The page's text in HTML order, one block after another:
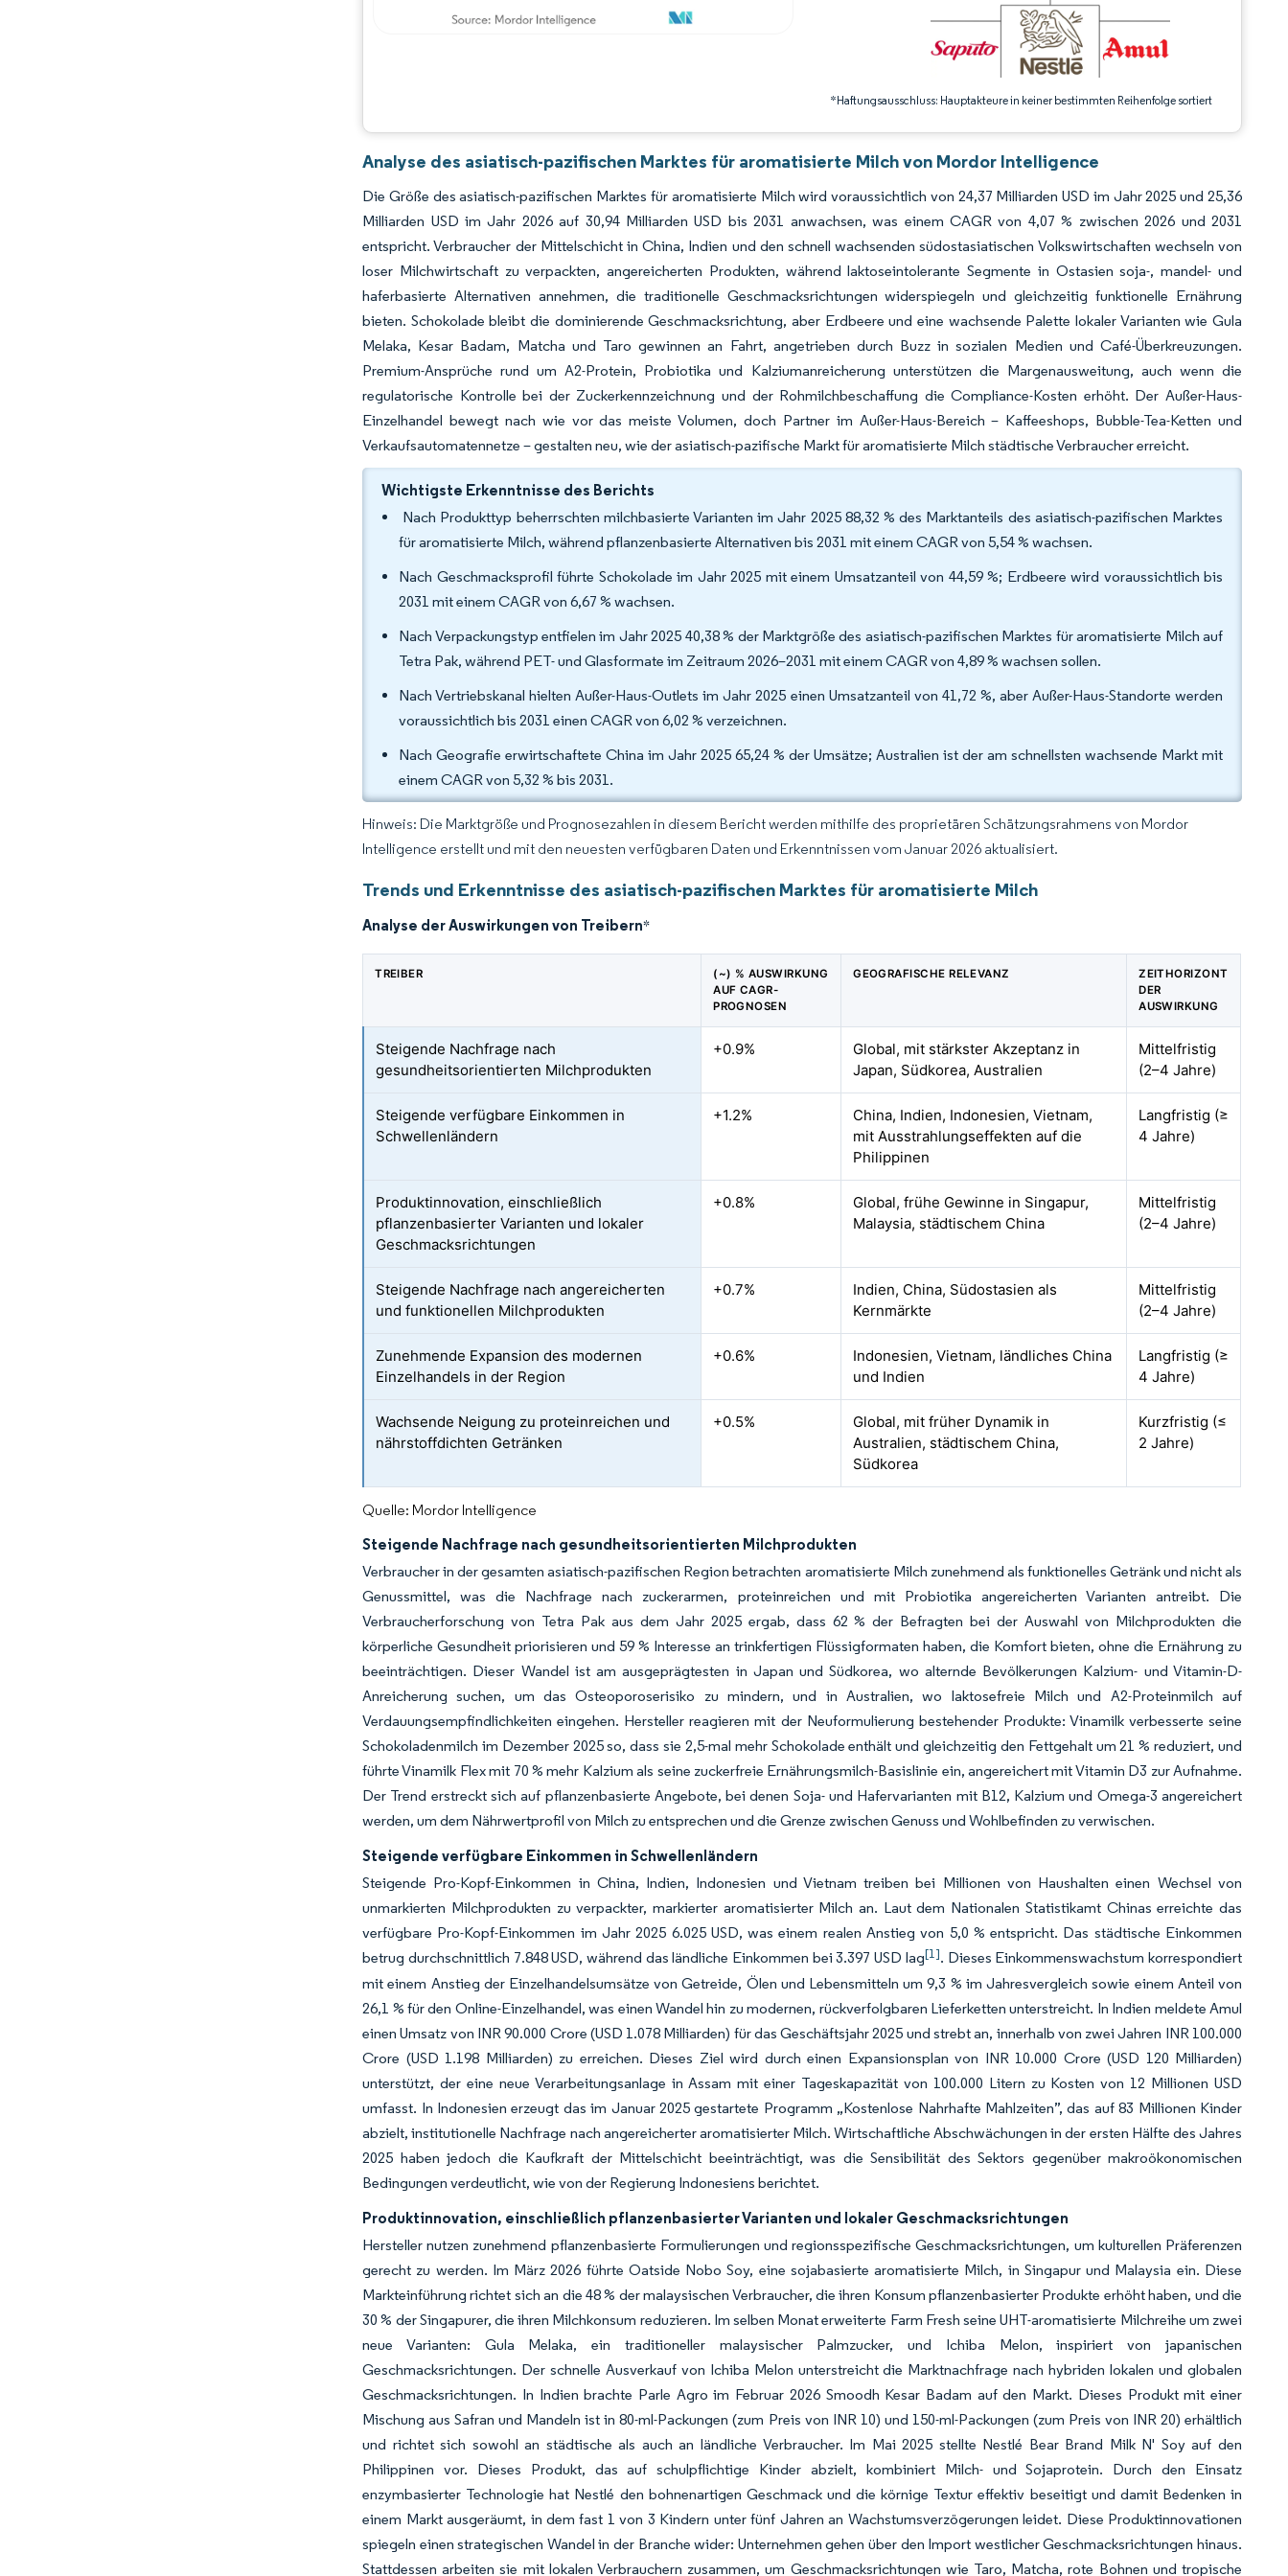
*Haftungsausschluss: Hauptakteure in keiner bestimmten Reihenfolge sortiert
Analyse des asiatisch-pazifischen Marktes für aromatisierte Milch von Mordor Intelligence
Die Größe des asiatisch-pazifischen Marktes für aromatisierte Milch wird voraussichtlich von 24,37 Milliarden USD im Jahr 2025 und 25,36
Milliarden USD im Jahr 2026 auf 30,94 Milliarden USD bis 2031 anwachsen, was einem CAGR von 4,07 % zwischen 2026 und 2031
entspricht. Verbraucher der Mittelschicht in China, Indien und den schnell wachsenden südostasiatischen Volkswirtschaften wechseln von
loser Milchwirtschaft zu verpackten, angereicherten Produkten, während laktoseintolerante Segmente in Ostasien soja-, mandel- und
haferbasierte Alternativen annehmen, die traditionelle Geschmacksrichtungen widerspiegeln und gleichzeitig funktionelle Ernährung
bieten. Schokolade bleibt die dominierende Geschmacksrichtung, aber Erdbeere und eine wachsende Palette lokaler Varianten wie Gula
Melaka, Kesar Badam, Matcha und Taro gewinnen an Fahrt, angetrieben durch Buzz in sozialen Medien und Café-Überkreuzungen.
Premium-Ansprüche rund um A2-Protein, Probiotika und Kalziumanreicherung unterstützen die Margenausweitung, auch wenn die
regulatorische Kontrolle bei der Zuckerkennzeichnung und der Rohmilchbeschaffung die Compliance-Kosten erhöht. Der Außer-Haus-
Einzelhandel bewegt nach wie vor das meiste Volumen, doch Partner im Außer-Haus-Bereich – Kaffeeshops, Bubble-Tea-Ketten und
Verkaufsautomatennetze – gestalten neu, wie der asiatisch-pazifische Markt für aromatisierte Milch städtische Verbraucher erreicht.
Wichtigste Erkenntnisse des Berichts
Nach Produkttyp beherrschten milchbasierte Varianten im Jahr 2025 88,32 % des Marktanteils des asiatisch-pazifischen Marktes
für aromatisierte Milch, während pflanzenbasierte Alternativen bis 2031 mit einem CAGR von 5,54 % wachsen.
Nach Geschmacksprofil führte Schokolade im Jahr 2025 mit einem Umsatzanteil von 44,59 %; Erdbeere wird voraussichtlich bis
2031 mit einem CAGR von 6,67 % wachsen.
Nach Verpackungstyp entfielen im Jahr 2025 40,38 % der Marktgröße des asiatisch-pazifischen Marktes für aromatisierte Milch auf
Tetra Pak, während PET- und Glasformate im Zeitraum 2026–2031 mit einem CAGR von 4,89 % wachsen sollen.
Nach Vertriebskanal hielten Außer-Haus-Outlets im Jahr 2025 einen Umsatzanteil von 41,72 %, aber Außer-Haus-Standorte werden
voraussichtlich bis 2031 einen CAGR von 6,02 % verzeichnen.
Nach Geografie erwirtschaftete China im Jahr 2025 65,24 % der Umsätze; Australien ist der am schnellsten wachsende Markt mit
einem CAGR von 5,32 % bis 2031.
Hinweis: Die Marktgröße und Prognosezahlen in diesem Bericht werden mithilfe des proprietären Schätzungsrahmens von Mordor
Intelligence erstellt und mit den neuesten verfügbaren Daten und Erkenntnissen vom Januar 2026 aktualisiert.
Trends und Erkenntnisse des asiatisch-pazifischen Marktes für aromatisierte Milch
Analyse der Auswirkungen von Treibern*
TREIBER
(~) % AUSWIRKUNG
AUF CAGR-
PROGNOSEN
GEOGRAFISCHE RELEVANZ
ZEITHORIZONT
DER
AUSWIRKUNG
Steigende Nachfrage nach
gesundheitsorientierten Milchprodukten
+0.9%
Global, mit stärkster Akzeptanz in
Japan, Südkorea, Australien
Mittelfristig
(2–4 Jahre)
Steigende verfügbare Einkommen in
Schwellenländern
+1.2%
China, Indien, Indonesien, Vietnam,
mit Ausstrahlungseffekten auf die
Philippinen
Langfristig (≥
4 Jahre)
Produktinnovation, einschließlich
pflanzenbasierter Varianten und lokaler
Geschmacksrichtungen
+0.8%
Global, frühe Gewinne in Singapur,
Malaysia, städtischem China
Mittelfristig
(2–4 Jahre)
Steigende Nachfrage nach angereicherten
und funktionellen Milchprodukten
+0.7%
Indien, China, Südostasien als
Kernmärkte
Mittelfristig
(2–4 Jahre)
Zunehmende Expansion des modernen
Einzelhandels in der Region
+0.6%
Indonesien, Vietnam, ländliches China
und Indien
Langfristig (≥
4 Jahre)
Wachsende Neigung zu proteinreichen und
nährstoffdichten Getränken
+0.5%
Global, mit früher Dynamik in
Australien, städtischem China,
Südkorea
Kurzfristig (≤
2 Jahre)
Quelle: Mordor Intelligence
Steigende Nachfrage nach gesundheitsorientierten Milchprodukten
Verbraucher in der gesamten asiatisch-pazifischen Region betrachten aromatisierte Milch zunehmend als funktionelles Getränk und nicht als
Genussmittel, was die Nachfrage nach zuckerarmen, proteinreichen und mit Probiotika angereicherten Varianten antreibt. Die
Verbraucherforschung von Tetra Pak aus dem Jahr 2025 ergab, dass 62 % der Befragten bei der Auswahl von Milchprodukten die
körperliche Gesundheit priorisieren und 59 % Interesse an trinkfertigen Flüssigformaten haben, die Komfort bieten, ohne die Ernährung zu
beeinträchtigen. Dieser Wandel ist am ausgeprägtesten in Japan und Südkorea, wo alternde Bevölkerungen Kalzium- und Vitamin-D-
Anreicherung suchen, um das Osteoporoserisiko zu mindern, und in Australien, wo laktosefreie Milch und A2-Proteinmilch auf
Verdauungsempfindlichkeiten eingehen. Hersteller reagieren mit der Neuformulierung bestehender Produkte: Vinamilk verbesserte seine
Schokoladenmilch im Dezember 2025 so, dass sie 2,5-mal mehr Schokolade enthält und gleichzeitig den Fettgehalt um 21 % reduziert, und
führte Vinamilk Flex mit 70 % mehr Kalzium als seine zuckerfreie Ernährungsmilch-Basislinie ein, angereichert mit Vitamin D3 zur Aufnahme.
Der Trend erstreckt sich auf pflanzenbasierte Angebote, bei denen Soja- und Hafervarianten mit B12, Kalzium und Omega-3 angereichert
werden, um dem Nährwertprofil von Milch zu entsprechen und die Grenze zwischen Genuss und Wohlbefinden zu verwischen.
Steigende verfügbare Einkommen in Schwellenländern
Steigende Pro-Kopf-Einkommen in China, Indien, Indonesien und Vietnam treiben bei Millionen von Haushalten einen Wechsel von
unmarkierten Milchprodukten zu verpackter, markierter aromatisierter Milch an. Laut dem Nationalen Statistikamt Chinas erreichte das
verfügbare Pro-Kopf-Einkommen im Jahr 2025 6.025 USD, was einem realen Anstieg von 5,0 % entspricht. Das städtische Einkommen
betrug durchschnittlich 7.848 USD, während das ländliche Einkommen bei 3.397 USD lag[1]. Dieses Einkommenswachstum korrespondiert
mit einem Anstieg der Einzelhandelsumsätze von Getreide, Ölen und Lebensmitteln um 9,3 % im Jahresvergleich sowie einem Anteil von
26,1 % für den Online-Einzelhandel, was einen Wandel hin zu modernen, rückverfolgbaren Lieferketten unterstreicht. In Indien meldete Amul
einen Umsatz von INR 90.000 Crore (USD 1.078 Milliarden) für das Geschäftsjahr 2025 und strebt an, innerhalb von zwei Jahren INR 100.000
Crore (USD 1.198 Milliarden) zu erreichen. Dieses Ziel wird durch einen Expansionsplan von INR 10.000 Crore (USD 120 Milliarden)
unterstützt, der eine neue Verarbeitungsanlage in Assam mit einer Tageskapazität von 100.000 Litern zu Kosten von 12 Millionen USD
umfasst. In Indonesien erzeugt das im Januar 2025 gestartete Programm „Kostenlose Nahrhafte Mahlzeiten”, das auf 83 Millionen Kinder
abzielt, institutionelle Nachfrage nach angereicherter aromatisierter Milch. Wirtschaftliche Abschwächungen in der ersten Hälfte des Jahres
2025 haben jedoch die Kaufkraft der Mittelschicht beeinträchtigt, was die Sensibilität des Sektors gegenüber makroökonomischen
Bedingungen verdeutlicht, wie von der Regierung Indonesiens berichtet.
Produktinnovation, einschließlich pflanzenbasierter Varianten und lokaler Geschmacksrichtungen
Hersteller nutzen zunehmend pflanzenbasierte Formulierungen und regionsspezifische Geschmacksrichtungen, um kulturellen Präferenzen
gerecht zu werden. Im März 2026 führte Oatside Nobo Soy, eine sojabasierte aromatisierte Milch, in Singapur und Malaysia ein. Diese
Markteinführung richtet sich an die 48 % der malaysischen Verbraucher, die ihren Konsum pflanzenbasierter Produkte erhöht haben, und die
30 % der Singapurer, die ihren Milchkonsum reduzieren. Im selben Monat erweiterte Farm Fresh seine UHT-aromatisierte Milchreihe um zwei
neue Varianten: Gula Melaka, ein traditioneller malaysischer Palmzucker, und Ichiba Melon, inspiriert von japanischen
Geschmacksrichtungen. Der schnelle Ausverkauf von Ichiba Melon unterstreicht die Marktnachfrage nach hybriden lokalen und globalen
Geschmacksrichtungen. In Indien brachte Parle Agro im Februar 2026 Smoodh Kesar Badam auf den Markt. Dieses Produkt mit einer
Mischung aus Safran und Mandeln ist in 80-ml-Packungen (zum Preis von INR 10) und 150-ml-Packungen (zum Preis von INR 20) erhältlich
und richtet sich sowohl an städtische als auch an ländliche Verbraucher. Im Mai 2025 stellte Nestlé Bear Brand Milk N' Soy auf den
Philippinen vor. Dieses Produkt, das auf schulpflichtige Kinder abzielt, kombiniert Milch- und Sojaprotein. Durch den Einsatz
enzymbasierter Technologie hat Nestlé den bohnenartigen Geschmack und die körnige Textur effektiv beseitigt und damit Bedenken in
einem Markt ausgeräumt, in dem fast 1 von 3 Kindern unter fünf Jahren an Wachstumsverzögerungen leidet. Diese Produktinnovationen
spiegeln einen strategischen Wandel in der Branche wider: Unternehmen gehen über den Import westlicher Geschmacksrichtungen hinaus.
Stattdessen arbeiten sie mit lokalen Verbrauchern zusammen, um Geschmacksrichtungen wie Taro, Matcha, rote Bohnen und tropische